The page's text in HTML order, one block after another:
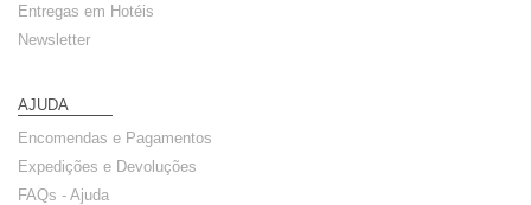
Entregas em Hotéis
Newsletter
AJUDA
Encomendas e Pagamentos
Expedições e Devoluções
FAQs - Ajuda